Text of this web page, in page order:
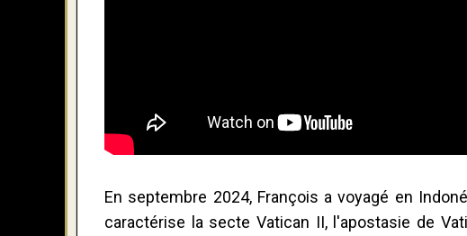
En septembre 2024, François a voyagé en
caractérise la secte Vatican II, l'apostasie de